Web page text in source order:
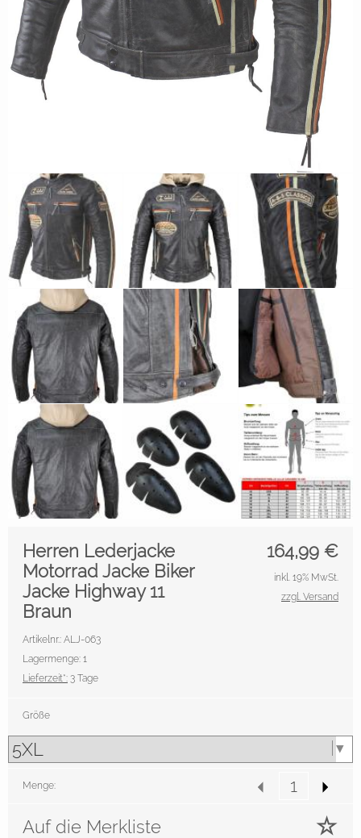
164,99 €
Herren Lederjacke
Motorrad Jacke Biker
Jacke Highway 11
Braun
Artikelnr.: ALJ-063
Lagermenge: 1
Lieferzeit*: 3 Tage
inkl. 19% MwSt.
zzgl. Versand
Größe
Menge:
Auf die Merkliste